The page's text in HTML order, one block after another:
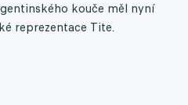
kouče měl nyní
reprezentace Tite.